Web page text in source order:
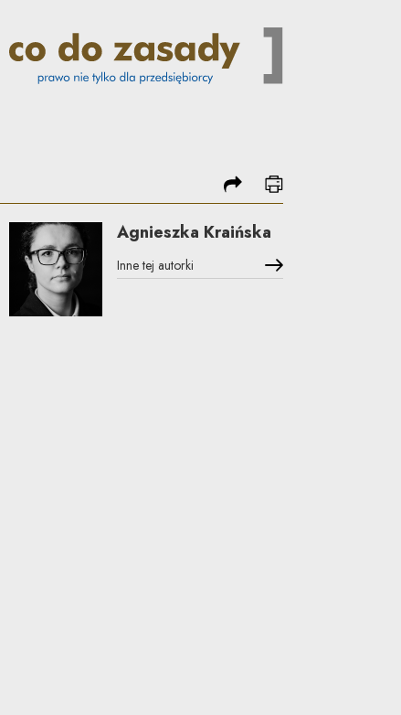
podziel się
drukuj
Agnieszka Kraińska
Inne tej autorki